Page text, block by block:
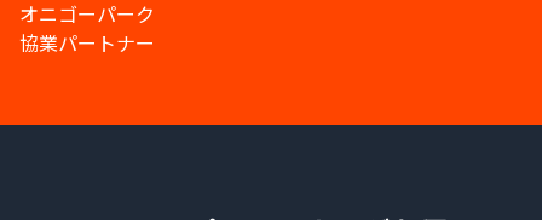
オニゴーパーク
協業パートナー